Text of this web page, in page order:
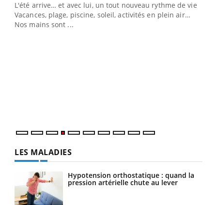
L'été arrive… et avec lui, un tout nouveau rythme de vie !
Vacances, plage, piscine, soleil, activités en plein air…
Nos mains sont ...
LES MALADIES
Hypotension orthostatique : quand la
pression artérielle chute au lever